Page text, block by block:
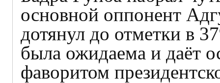
основной оппонент
дотянул до отметки в
была ожидаема и даёт
фаворитом